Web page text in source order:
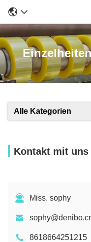
Alle Kategorien
Kontakt mit uns
Miss. sophy
8618664251215